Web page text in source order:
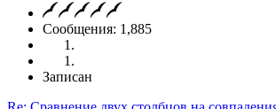
Сообщения: 1,885
Записан